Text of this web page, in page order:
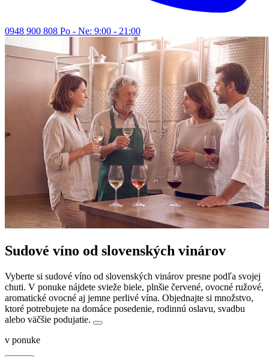
0948 900 808 Po - Ne: 9:00 - 21:00
Sudové víno od slovenských vinárov
Vyberte si sudové víno od slovenských vinárov presne podľa svojej
chuti. V ponuke nájdete svieže biele, plnšie červené, ovocné ružové,
aromatické ovocné aj jemne perlivé vína. Objednajte si množstvo,
ktoré potrebujete na domáce posedenie, rodinnú oslavu, svadbu
alebo väčšie podujatie.
v ponuke